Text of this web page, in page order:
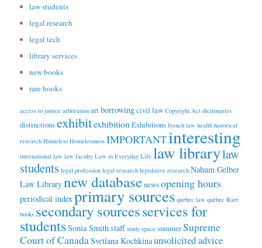
law students
legal research
legal tech
library services
new books
rare books
access to justice arbitration artborrowingcivil law Copyright Act dictionaries
distinctionsexhibitexhibition Exhibitions french law health historical
research Homeless Homelessness IMPORTANTinteresting
international law law faculty Law in Everyday Life law librarylaw
students legal profession legal research legislative research Nahum Gelber
Law Librarynew databasenewsopening hours
periodical index primary sources quebec law québec Rare
books secondary sourcesservices for
studentsSonia Smithstaff study space summerSupreme
Court of CanadaSvetlana Kochkinaunsolicited advice